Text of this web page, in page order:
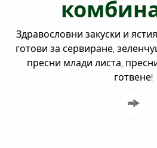
ястия за изнасяне, салати
от гръцката земя,
пресни билки и билки за